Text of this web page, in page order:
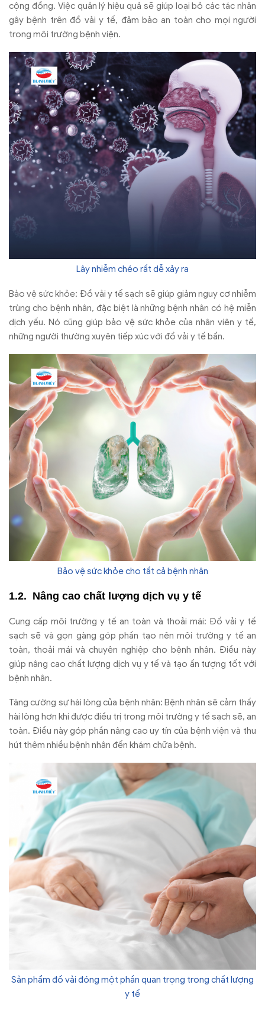
cộng đồng. Việc quản lý hiệu quả sẽ giúp loại bỏ các tác nhân
gây bệnh trên đồ vải y tế, đảm bảo an toàn cho mọi người
trong môi trường bệnh viện.
Lây nhiễm chéo rất dễ xảy ra
Bảo vệ sức khỏe: Đồ vải y tế sạch sẽ giúp giảm nguy cơ nhiễm
trùng cho bệnh nhân, đặc biệt là những bệnh nhân có hệ miễn
dịch yếu. Nó cũng giúp bảo vệ sức khỏe của nhân viên y tế,
những người thường xuyên tiếp xúc với đồ vải y tế bẩn.
Bảo vệ sức khỏe cho tất cả bệnh nhân
Nâng cao chất lượng dịch vụ y tế
Cung cấp môi trường y tế an toàn và thoải mái: Đồ vải y tế
sạch sẽ và gọn gàng góp phần tạo nên môi trường y tế an
toàn, thoải mái và chuyên nghiệp cho bệnh nhân. Điều này
giúp nâng cao chất lượng dịch vụ y tế và tạo ấn tượng tốt với
bệnh nhân.
Tăng cường sự hài lòng của bệnh nhân: Bệnh nhân sẽ cảm thấy
hài lòng hơn khi được điều trị trong môi trường y tế sạch sẽ, an
toàn. Điều này góp phần nâng cao uy tín của bệnh viện và thu
hút thêm nhiều bệnh nhân đến khám chữa bệnh.
Sản phẩm đồ vải đóng một phần quan trọng trong chất lượng
y tế